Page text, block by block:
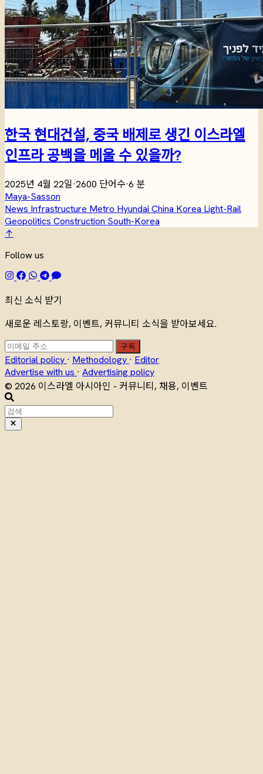
한국 현대건설, 중국 배제로 생긴 이스라엘
인프라 공백을 메울 수 있을까?
2025년 4월 22일·2600 단어수·6 분
Maya-Sasson
News Infrastructure Metro Hyundai China Korea Light-Rail
Geopolitics Construction South-Korea
↑
Follow us
최신 소식 받기
새로운 레스토랑, 이벤트, 커뮤니티 소식을 받아보세요.
구독
Editorial policy · Methodology · Editor
Advertise with us · Advertising policy
© 2026 이스라엘 아시아인 - 커뮤니티, 채용, 이벤트